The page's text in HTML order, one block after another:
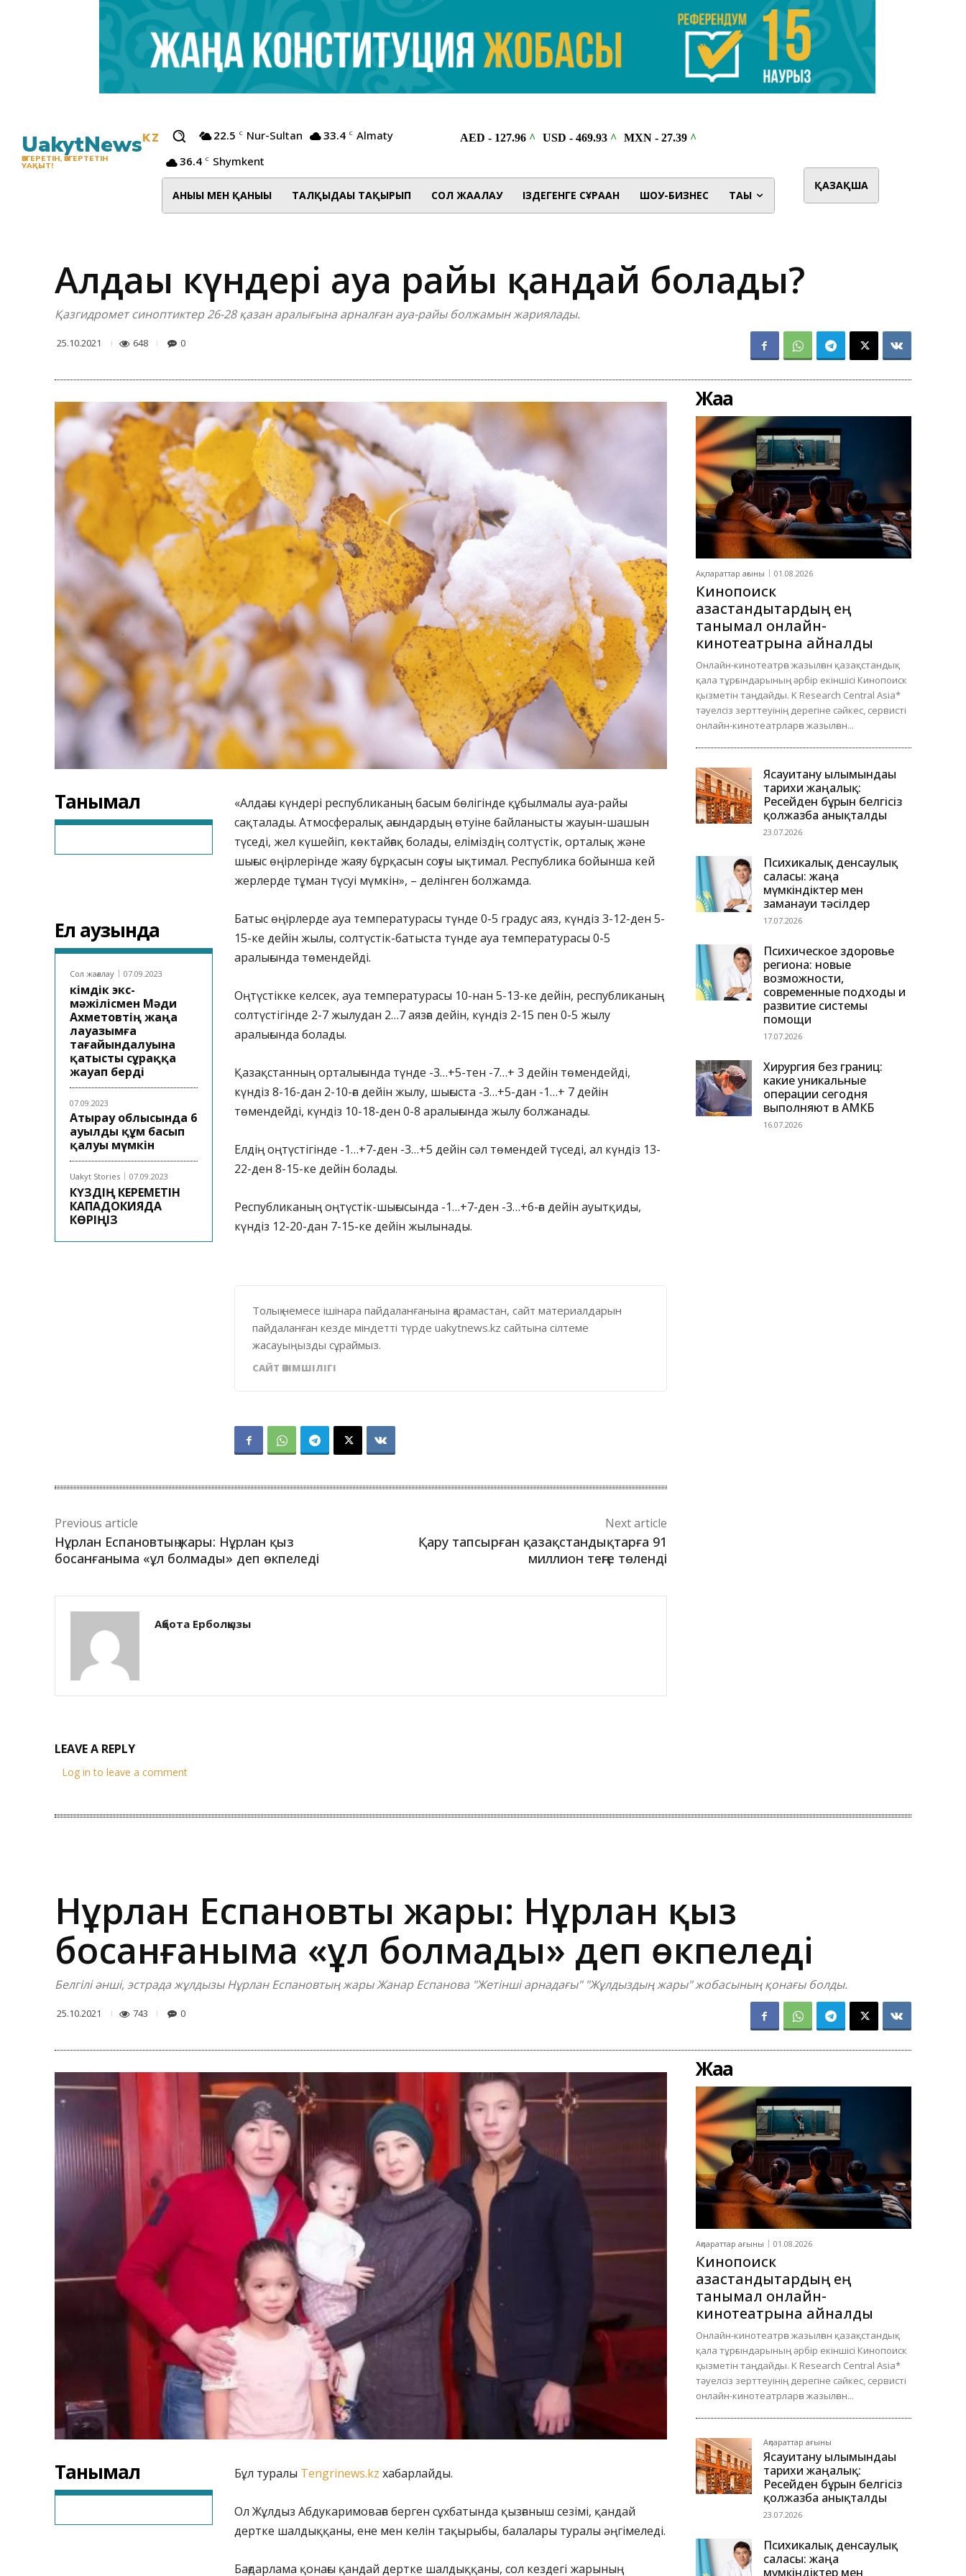
UakytNewsKZ
ӨЗГЕРЕТІН, ӨЗГЕРТЕТІН
УАҚЫТ!
22.5 C Nur-Sultan 33.4 C Almaty
36.4 C Shymkent
АНЫҒЫ МЕН ҚАНЫҒЫ ТАЛҚЫДАҒЫ ТАҚЫРЫП СОЛ ЖАҒАЛАУ ІЗДЕГЕНГЕ СҰРАҒАН ШОУ-БИЗНЕС ТАҒЫ
ҚАЗАҚША
Алдағы күндері ауа райы қандай болады?
Қазгидромет синоптиктер 26-28 қазан аралығына арналған ауа-райы болжамын жариялады.
25.10.2021 648 0
Танымал
Ел аузында
Сол жағалау 07.09.2023
Әкімдік экс-
мәжілісмен Мәди
Ахметовтің жаңа
лауазымға
тағайындалуына
қатысты сұраққа
жауап берді
07.09.2023
Атырау облысында 6
ауылды құм басып
қалуы мүмкін
Uakyt Stories 07.09.2023
КҮЗДІҢ КЕРЕМЕТІН
КАПАДОКИЯДА
КӨРІҢІЗ
«Алдағы күндері республиканың басым бөлігінде құбылмалы ауа-райы
сақталады. Атмосфералық ағындардың өтуіне байланысты жауын-шашын
түседі, жел күшейіп, көктайғақ болады, еліміздің солтүстік, орталық және
шығыс өңірлерінде жаяу бұрқасын соғуы ықтимал. Республика бойынша кей
жерлерде тұман түсуі мүмкін», – делінген болжамда.
Батыс өңірлерде ауа температурасы түнде 0-5 градус аяз, күндіз 3-12-ден 5-
15-ке дейін жылы, солтүстік-батыста түнде ауа температурасы 0-5
аралығында төмендейді.
Оңтүстікке келсек, ауа температурасы 10-нан 5-13-ке дейін, республиканың
солтүстігінде 2-7 жылудан 2…7 аязға дейін, күндіз 2-15 пен 0-5 жылу
аралығында болады.
Қазақстанның орталығында түнде -3…+5-тен -7…+ 3 дейін төмендейді,
күндіз 8-16-дан 2-10-ға дейін жылу, шығыста -3…+5-дан -1…+ 7 дейін
төмендейді, күндіз 10-18-ден 0-8 аралығында жылу болжанады.
Елдің оңтүстігінде -1…+7-ден -3…+5 дейін сәл төмендей түседі, ал күндіз 13-
22-ден 8-15-ке дейін болады.
Республиканың оңтүстік-шығысында -1…+7-ден -3…+6-ға дейін ауытқиды,
күндіз 12-20-дан 7-15-ке дейін жылынады.
Толық немесе ішінара пайдаланғанына қарамастан, сайт материалдарын
пайдаланған кезде міндетті түрде uakytnews.kz сайтына сілтеме
жасауыңызды сұраймыз.
САЙТ ӘКІМШІЛІГІ
Previous article
Нұрлан Еспановтың жары: Нұрлан қыз
босанғаныма «ұл болмады» деп өкпеледі
Next article
Қару тапсырған қазақстандықтарға 91
миллион теңге төленді
Ақбота Ерболқызы
LEAVE A REPLY
Log in to leave a comment
Жаңа
Ақпараттар ағыны 01.08.2026
Кинопоиск
қазақстандықтардың ең
танымал онлайн-
кинотеатрына айналды
Онлайн-кинотеатрға жазылған қазақстандық
қала тұрғындарының әрбір екіншісі Кинопоиск
қызметін таңдайды. K Research Central Asia*
тәуелсіз зерттеуінің дерегіне сәйкес, сервисті
онлайн-кинотеатрларға жазылған...
Ясауитану ғылымындағы
тарихи жаңалық:
Ресейден бұрын белгісіз
қолжазба анықталды
23.07.2026
Психикалық денсаулық
саласы: жаңа
мүмкіндіктер мен
заманауи тәсілдер
17.07.2026
Психическое здоровье
региона: новые
возможности,
современные подходы и
развитие системы
помощи
17.07.2026
Хирургия без границ:
какие уникальные
операции сегодня
выполняют в АМКБ
16.07.2026